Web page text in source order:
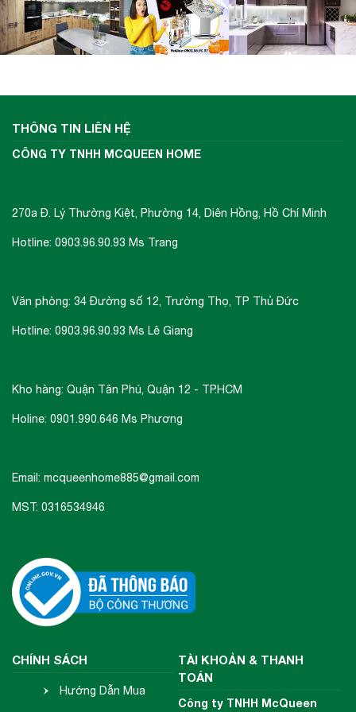
THÔNG TIN LIÊN HỆ
CÔNG TY TNHH MCQUEEN HOME
270a Đ. Lý Thường Kiệt, Phường 14, Diên Hồng, Hồ Chí Minh
Hotline: 0903.96.90.93 Ms Trang
Văn phòng: 34 Đường số 12, Trường Thọ, TP Thủ Đức
Hotline: 0903.96.90.93 Ms Lê Giang
Kho hàng: Quận Tân Phú, Quận 12 - TP.HCM
Holine: 0901.990.646 Ms Phương
Email: mcqueenhome885@gmail.com
MST: 0316534946
CHÍNH SÁCH
Hướng Dẫn Mua
TÀI KHOẢN & THANH
TOÁN
Công ty TNHH McQueen